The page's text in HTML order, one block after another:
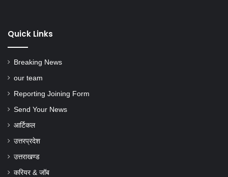
Quick Links
Breaking News
our team
Reporting Joining Form
Send Your News
आर्टिकल
उत्तरप्रदेश
उत्तराखण्ड
करियर & जॉब